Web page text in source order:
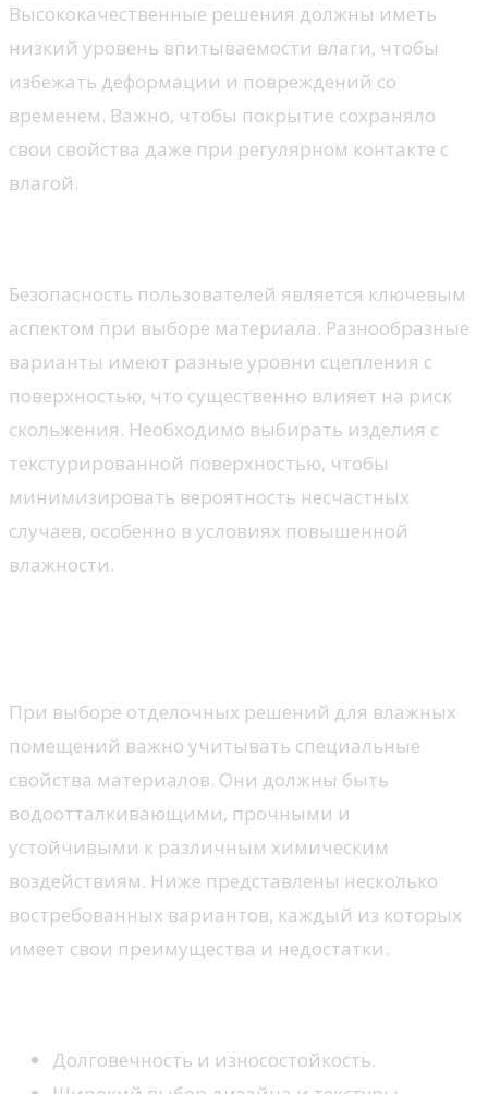
Высококачественные решения должны иметь
низкий уровень впитываемости влаги, чтобы
избежать деформации и повреждений со
временем. Важно, чтобы покрытие сохраняло
свои свойства даже при регулярном контакте с
влагой.
Безопасность пользователей является ключевым
аспектом при выборе материала. Разнообразные
варианты имеют разные уровни сцепления с
поверхностью, что существенно влияет на риск
скольжения. Необходимо выбирать изделия с
текстурированной поверхностью, чтобы
минимизировать вероятность несчастных
случаев, особенно в условиях повышенной
влажности.
При выборе отделочных решений для влажных
помещений важно учитывать специальные
свойства материалов. Они должны быть
водоотталкивающими, прочными и
устойчивыми к различным химическим
воздействиям. Ниже представлены несколько
востребованных вариантов, каждый из которых
имеет свои преимущества и недостатки.
Долговечность и износостойкость.